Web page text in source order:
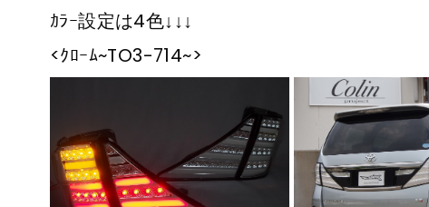
ｶﾗｰ設定は4色↓↓↓
<ｸﾛｰﾑ~TO3-714~>